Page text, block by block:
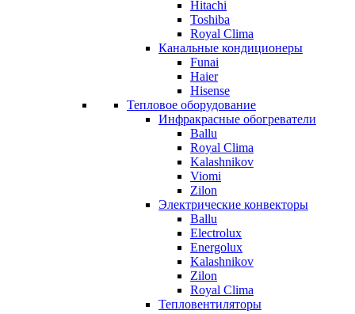
Hitachi
Toshiba
Royal Clima
Канальные кондиционеры
Funai
Haier
Hisense
Тепловое оборудование
Инфракрасные обогреватели
Ballu
Royal Clima
Kalashnikov
Viomi
Zilon
Электрические конвекторы
Ballu
Electrolux
Energolux
Kalashnikov
Zilon
Royal Clima
Тепловентиляторы